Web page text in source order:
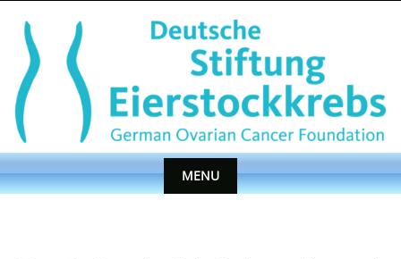
content
MENU